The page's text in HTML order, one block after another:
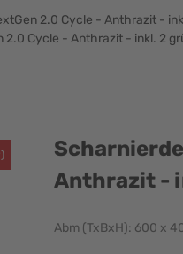
2.0 Cycle - Anthrazit -
Cycle - Anthrazit - inkl. 2
x 400
Anthrazit -
Abm (TxBxH): 600 x